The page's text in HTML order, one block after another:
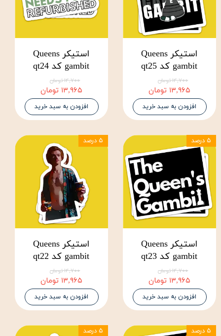
استیکر Queens
gambit کد qt25
۱۴,۷۰۰ تومان
۱۳,۹۶۵ تومان
افزودن به سبد خرید
استیکر Queens
gambit کد qt24
۱۴,۷۰۰ تومان
۱۳,۹۶۵ تومان
افزودن به سبد خرید
استیکر Queens
gambit کد qt23
۱۴,۷۰۰ تومان
۱۳,۹۶۵ تومان
افزودن به سبد خرید
۵ درصد
استیکر Queens
gambit کد qt22
۱۴,۷۰۰ تومان
۱۳,۹۶۵ تومان
افزودن به سبد خرید
۵ درصد
۵ درصد ۵ درصد